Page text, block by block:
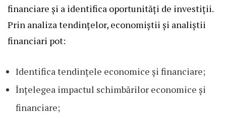
financiare și a identifica oportunități de investiții.
Prin analiza tendințelor, economiștii și analiștii
financiari pot:
Identifica tendințele economice și financiare;
Înțelegea impactul schimbărilor economice și
financiare;